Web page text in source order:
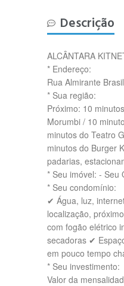
Descrição
ALCÂNTARA
* Endereço:
Rua Almirante
* Sua região:
Próximo: 10
Morumbi / 10
minutos do Teatro
minutos do Burger
padarias,
* Seu imóvel: - Seu
* Seu condomínio:
✔ Água, luz,
localização,
com fogão elétrico
secadoras ✔
em pouco tempo
* Seu investimento:
Valor da